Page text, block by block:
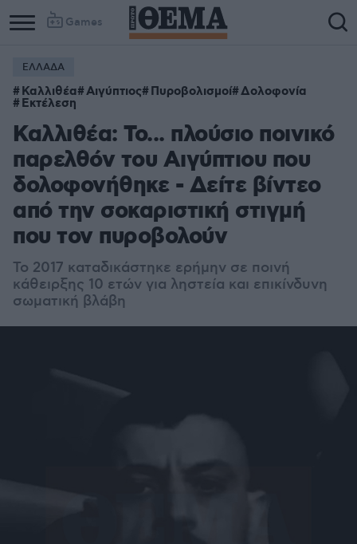
Games
ΕΛΛΑΔΑ
Καλλιθέα Αιγύπτιος Πυροβολισμοί Δολοφονία
Εκτέλεση
Καλλιθέα: Το... πλούσιο ποινικό
παρελθόν του Αιγύπτιου που
δολοφονήθηκε - Δείτε βίντεο
από την σοκαριστική στιγμή
που τον πυροβολούν
Το 2017 καταδικάστηκε ερήμην σε ποινή
κάθειρξης 10 ετών για ληστεία και επικίνδυνη
σωματική βλάβη